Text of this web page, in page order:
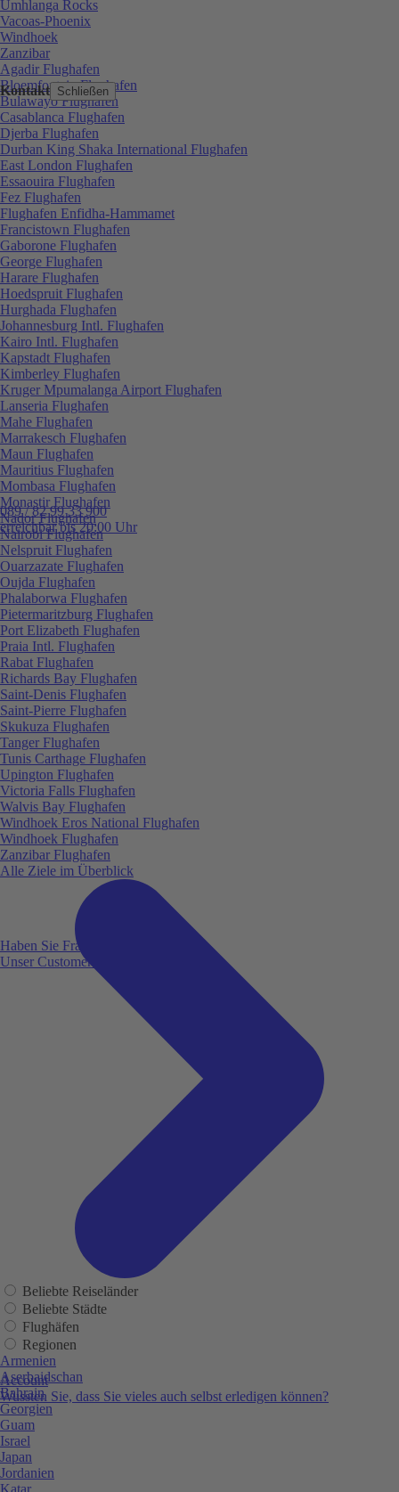
Kontakt Schließen
089 / 82 99 33 900
erreichbar bis 20:00 Uhr
Haben Sie Fragen?
Unser Customer Service ist für Sie da!
Account
Wussten Sie, dass Sie vieles auch selbst erledigen können?
Umhlanga Rocks
Vacoas-Phoenix
Windhoek
Zanzibar
Agadir Flughafen
Bloemfontein Flughafen
Bulawayo Flughafen
Casablanca Flughafen
Djerba Flughafen
Durban King Shaka International Flughafen
East London Flughafen
Essaouira Flughafen
Fez Flughafen
Flughafen Enfidha-Hammamet
Francistown Flughafen
Gaborone Flughafen
George Flughafen
Harare Flughafen
Hoedspruit Flughafen
Hurghada Flughafen
Johannesburg Intl. Flughafen
Kairo Intl. Flughafen
Kapstadt Flughafen
Kimberley Flughafen
Kruger Mpumalanga Airport Flughafen
Lanseria Flughafen
Mahe Flughafen
Marrakesch Flughafen
Maun Flughafen
Mauritius Flughafen
Mombasa Flughafen
Monastir Flughafen
Nador Flughafen
Nairobi Flughafen
Nelspruit Flughafen
Ouarzazate Flughafen
Oujda Flughafen
Phalaborwa Flughafen
Pietermaritzburg Flughafen
Port Elizabeth Flughafen
Praia Intl. Flughafen
Rabat Flughafen
Richards Bay Flughafen
Saint-Denis Flughafen
Saint-Pierre Flughafen
Skukuza Flughafen
Tanger Flughafen
Tunis Carthage Flughafen
Upington Flughafen
Victoria Falls Flughafen
Walvis Bay Flughafen
Windhoek Eros National Flughafen
Windhoek Flughafen
Zanzibar Flughafen
Alle Ziele im Überblick
Beliebte Reiseländer
Beliebte Städte
Flughäfen
Regionen
Armenien
Aserbaidschan
Bahrain
Georgien
Guam
Israel
Japan
Jordanien
Katar